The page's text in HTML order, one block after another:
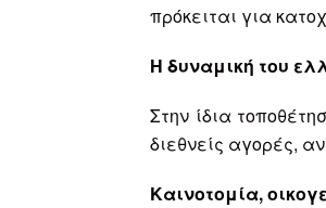
πρόκειται για
Η δυναμική του
Στην ίδια
διεθνείς αγορές,
Καινοτομία,